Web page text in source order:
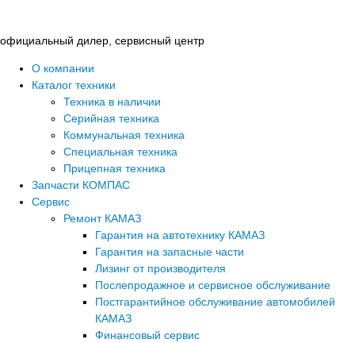
содержимому
официальный дилер, сервисный центр
О компании
Каталог техники
Техника в наличии
Серийная техника
Коммунальная техника
Специальная техника
Прицепная техника
Запчасти КОМПАС
Сервис
Ремонт КАМАЗ
Гарантия на автотехнику КАМАЗ
Гарантия на запасные части
Лизинг от производителя
Послепродажное и сервисное обслуживание
Постгарантийное обслуживание автомобилей
КАМАЗ
Финансовый сервис